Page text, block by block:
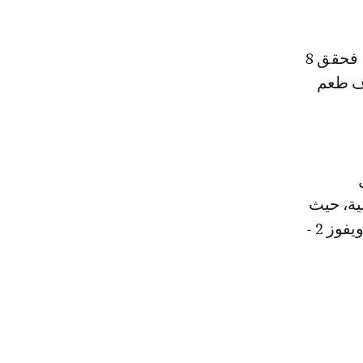
وخاض صنداونز 10 مباريات خلال مشواره في دوري الأبطال هذا الموسم، فحقق 8
طعم
حيث
تغلب 4 - 1 على مضيفه شباب بلوزداد الجزائري ذهابا، قبل أن يكرر تفوقه ويفوز 2 -